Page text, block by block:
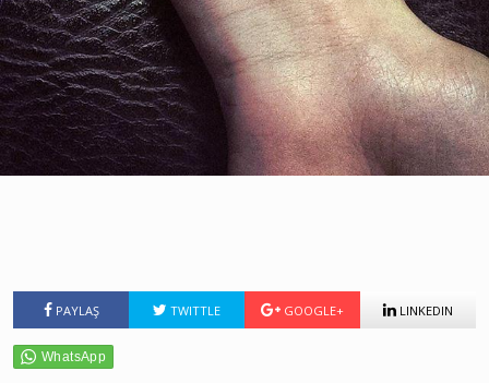
PAYLAŞ TWITTLE GOOGLE+ LINKEDIN